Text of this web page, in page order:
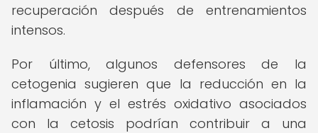
recuperación después de entrenamientos
intensos.
Por último, algunos defensores de la
cetogenia sugieren que la reducción en la
inflamación y el estrés oxidativo asociados
con la cetosis podrían contribuir a una